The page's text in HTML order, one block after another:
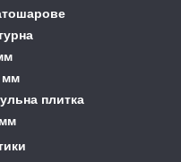
мм
плитка